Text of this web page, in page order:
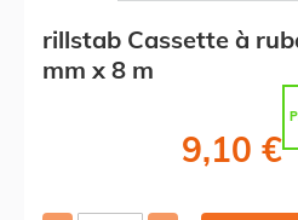
rillstab Cassette à
mm x 8 m
9,10 €